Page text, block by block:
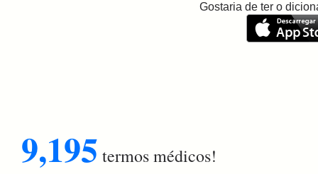
Gostaria de ter o
9,195 termos médicos!